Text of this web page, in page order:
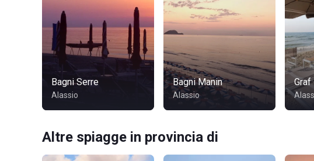
Bagni Serre
Alassio
Bagni Manin
Alassio
Graf
Altre spiagge in provincia di